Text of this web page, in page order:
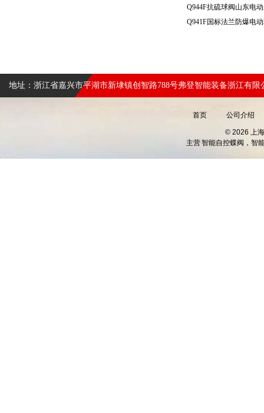
地址：浙江省嘉兴市平湖市新埭镇创智路788号弗登智能装备浙江有限
首页 公司介绍
© 2026 上
主营智能自控蝶阀，智